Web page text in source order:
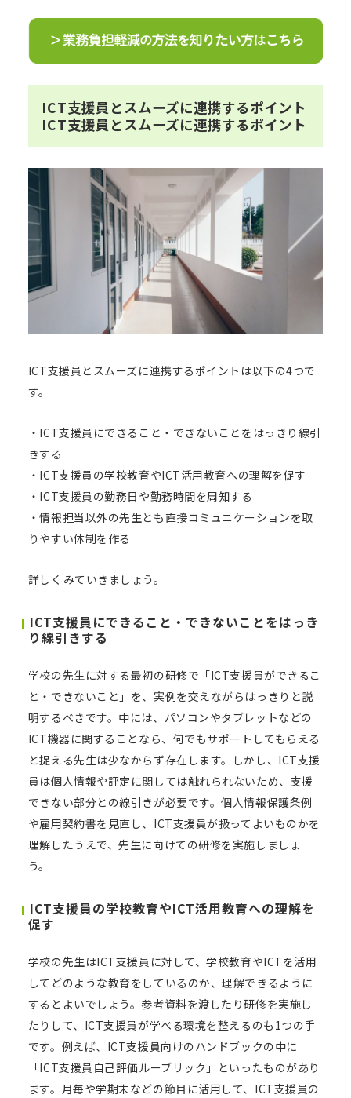
ICT支援員とスムーズに連携するポイント
ICT支援員とスムーズに連携するポイント
ICT支援員とスムーズに連携するポイントは以下の4つで
す。
・ICT支援員にできること・できないことをはっきり線引
きする
・ICT支援員の学校教育やICT活用教育への理解を促す
・ICT支援員の勤務日や勤務時間を周知する
・情報担当以外の先生とも直接コミュニケーションを取
りやすい体制を作る
詳しくみていきましょう。
ICT支援員にできること・できないことをはっき
り線引きする
学校の先生に対する最初の研修で「ICT支援員ができるこ
と・できないこと」を、実例を交えながらはっきりと説
明するべきです。中には、パソコンやタブレットなどの
ICT機器に関することなら、何でもサポートしてもらえる
と捉える先生は少なからず存在します。しかし、ICT支援
員は個人情報や評定に関しては触れられないため、支援
できない部分との線引きが必要です。個人情報保護条例
や雇用契約書を見直し、ICT支援員が扱ってよいものかを
理解したうえで、先生に向けての研修を実施しましょ
う。
ICT支援員の学校教育やICT活用教育への理解を
促す
学校の先生はICT支援員に対して、学校教育やICTを活用
してどのような教育をしているのか、理解できるように
するとよいでしょう。参考資料を渡したり研修を実施し
たりして、ICT支援員が学べる環境を整えるのも1つの手
です。例えば、ICT支援員向けのハンドブックの中に
「ICT支援員自己評価ルーブリック」といったものがあり
ます。月毎や学期末などの節目に活用して、ICT支援員の